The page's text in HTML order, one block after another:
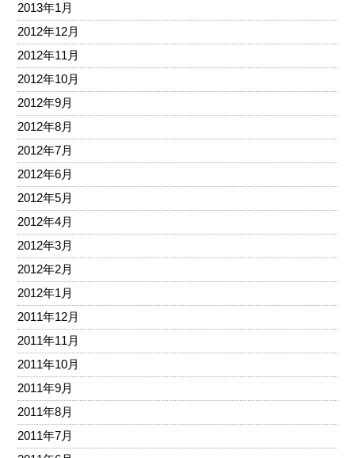
2013年1月
2012年12月
2012年11月
2012年10月
2012年9月
2012年8月
2012年7月
2012年6月
2012年5月
2012年4月
2012年3月
2012年2月
2012年1月
2011年12月
2011年11月
2011年10月
2011年9月
2011年8月
2011年7月